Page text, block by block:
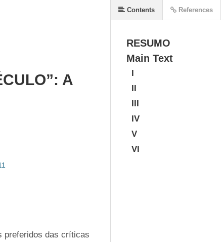
A
preferidos das críticas
RESUMO
Main Text
I
II
III
IV
V
VI
Contents References